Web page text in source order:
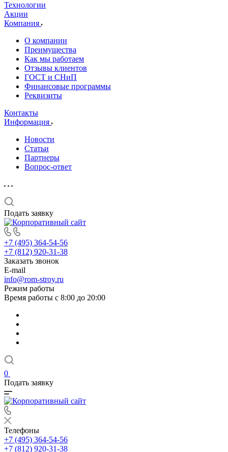
Технологии
Акции
Компания
О компании
Преимущества
Как мы работаем
Отзывы клиентов
ГОСТ и СНиП
Финансовые программы
Реквизиты
Контакты
Информация
Новости
Статьи
Партнеры
Вопрос-ответ
Подать заявку
+7 (495) 364-54-56
+7 (812) 920-31-38
Заказать звонок
E-mail
info@rom-stroy.ru
Режим работы
Время работы с 8:00 до 20:00
0
Подать заявку
Телефоны
+7 (495) 364-54-56
+7 (812) 920-31-38